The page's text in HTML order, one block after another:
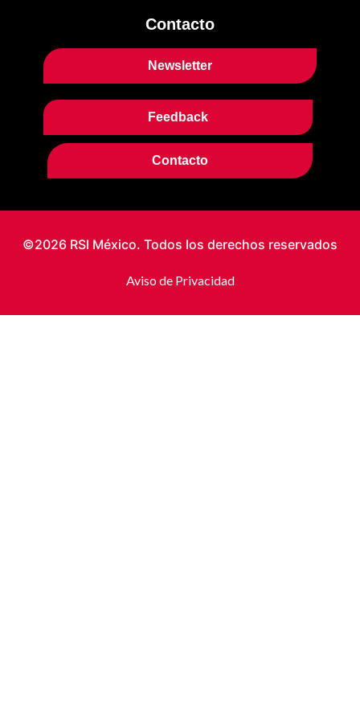
Contacto
Newsletter
Feedback
Contacto
©2026 RSI México. Todos los derechos reservados
Aviso de Privacidad